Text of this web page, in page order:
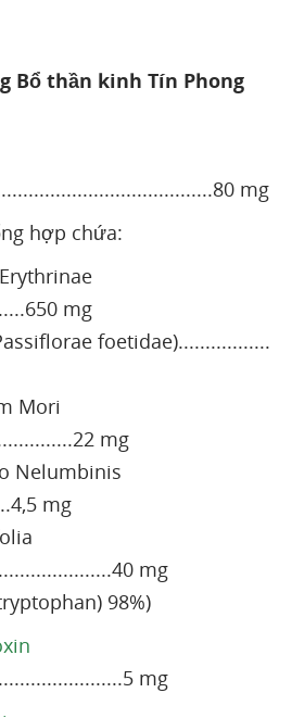
Bổ thần kinh Tín Phong
mg
hợp chứa:
mg
foetidae).................
Mori
mg
Nelumbinis
mg
mg
98%)
mg